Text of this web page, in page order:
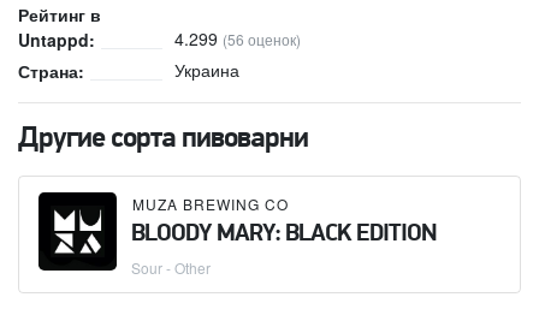
Рейтинг в
Untappd:
4.299 (56 оценок)
Страна: Украина
Другие сорта пивоварни
MUZA BREWING CO
BLOODY MARY: BLACK EDITION
Sour - Other